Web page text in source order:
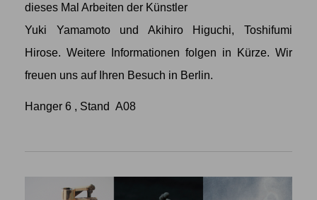
dieses Mal Arbeiten der Künstler
Yuki Yamamotound Akihiro Higuchi,Toshifumi
Hirose. Weitere Informationen folgen in Kürze. Wir
freuen uns auf Ihren Besuch in Berlin.
Hanger 6 , Stand A08